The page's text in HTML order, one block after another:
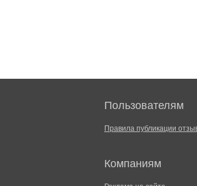
Пользователям
Правила публикации
Компаниям